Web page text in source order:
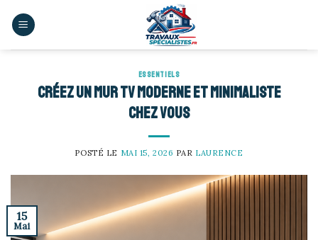
ESSENTIELS
Créez un mur TV moderne et minimaliste
chez vous
POSTÉ LE MAI 15, 2026 PAR LAURENCE
15
Mai